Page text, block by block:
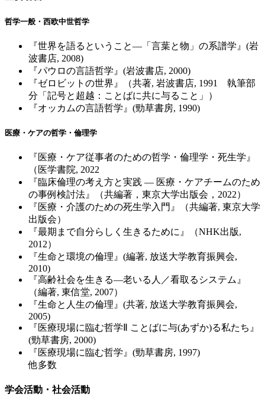
哲学一般・西欧中世哲学
『世界を語るということ―「言葉と物」の系譜学』(岩
波書店, 2008)
『パウロの言語哲学』(岩波書店, 2000)
『ゼロビットの世界』（共著, 岩波書店, 1991 執筆部
分「記号と超越：ことばに共に与ること」）
『オッカムの言語哲学』(勁草書房, 1990)
医療・ケアの哲学・倫理学
『医療・ケア従事者のための哲学・倫理学・死生学』
（医学書院, 2022
『臨床倫理の考え方と実践 ― 医療・ケアチームのため
の事例検討法』（共編著，東京大学出版会，2022）
『医療・介護のための死生学入門』（共編著, 東京大学
出版会）
『最期まで自分らしく生きるために』（NHK出版,
2012）
『生命と環境の倫理』(編著, 放送大学教育振興会,
2010)
『高齢社会を生きる―老いる人／看取るシステム』
（編著, 東信堂, 2007）
『生命と人生の倫理』(共著, 放送大学教育振興会,
2005)
『医療現場に臨む哲学Ⅱ ことばに与(あずか)る私たち』
(勁草書房, 2000)
『医療現場に臨む哲学』(勁草書房, 1997)
他多数
学会活動・社会活動